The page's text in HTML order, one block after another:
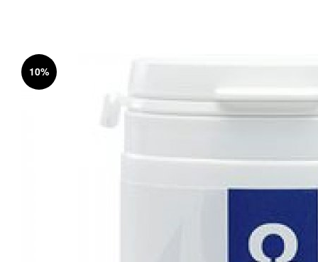
Varen er nu i kurven ✔
Vi anbefaler dig disse
10%